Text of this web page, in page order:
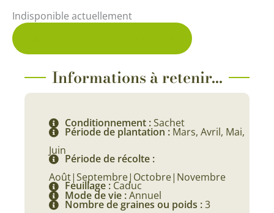
Indisponible actuellement
Informations à retenir...
Conditionnement :Sachet
Période de plantation : Mars, Avril, Mai,
Juin
Période de récolte :
Août|Septembre|Octobre|Novembre
Feuillage : Caduc
Mode de vie :Annuel
Nombre de graines ou poids :3